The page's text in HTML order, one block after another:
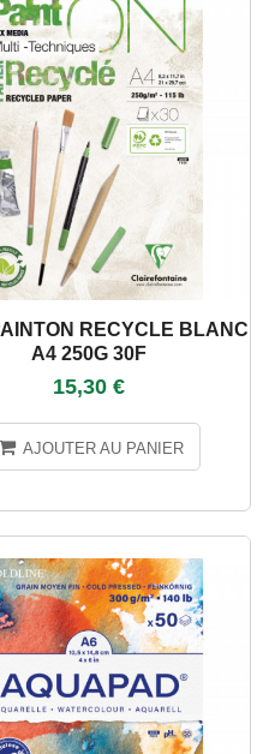
RECYCLE BLANC
A4 250G 30F
15,30 €
AJOUTER AU PANIER